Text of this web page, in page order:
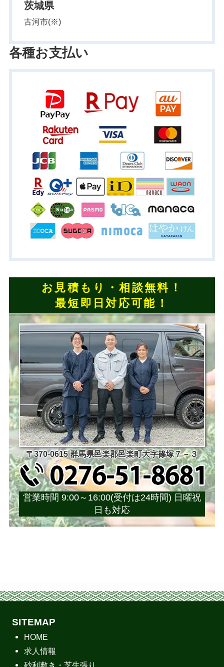
茨城県
古河市(※)
各種お支払い
お見積もり・相談無料！
最短即日対応可能！
〒370-0615 群馬県邑楽郡邑楽町大字篠塚７－３
営業時間 9:00～16:00(受付は24時間) 日曜祝
日も対応
SITEMAP
HOME
求人情報
砂利敷き・芝生張り